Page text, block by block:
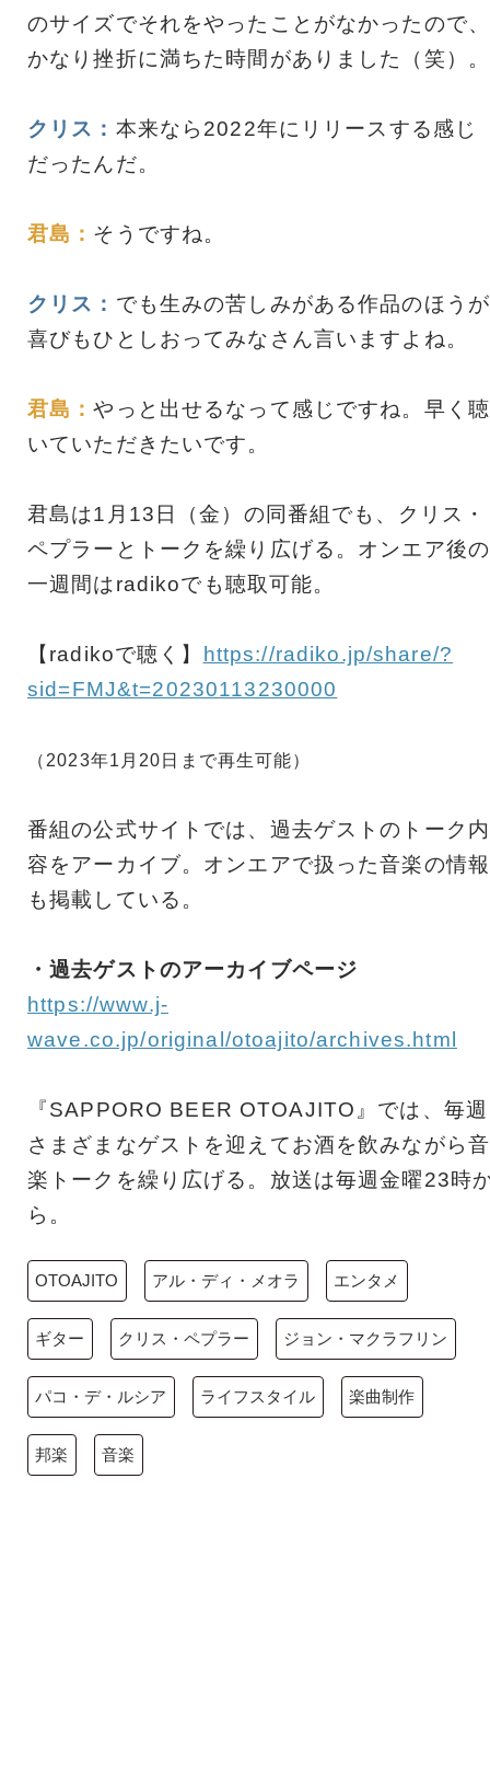
のサイズでそれをやったことがなかったので、
かなり挫折に満ちた時間がありました（笑）。
クリス： 本来なら2022年にリリースする感じ
だったんだ。
君島： そうですね。
クリス： でも生みの苦しみがある作品のほうが
喜びもひとしおってみなさん言いますよね。
君島：やっと出せるなって感じですね。早く聴
いていただきたいです。
君島は1月13日（金）の同番組でも、クリス・
ペプラーとトークを繰り広げる。オンエア後の
一週間はradikoでも聴取可能。
【radikoで聴く】
https://radiko.jp/share/?
sid=FMJ&t=20230113230000
（2023年1月20日まで再生可能）
番組の公式サイトでは、過去ゲストのトーク内
容をアーカイブ。オンエアで扱った音楽の情報
も掲載している。
・過去ゲストのアーカイブページ
https://www.j-
wave.co.jp/original/otoajito/archives.html
『SAPPORO BEER OTOAJITO』では、毎週
さまざまなゲストを迎えてお酒を飲みながら音
楽トークを繰り広げる。放送は毎週金曜23時
ら。
OTOAJITO アル・ディ・メオラ エンタメ
ギター クリス・ペプラー ジョン・マクラフリン
パコ・デ・ルシア ライフスタイル 楽曲制作
邦楽 音楽